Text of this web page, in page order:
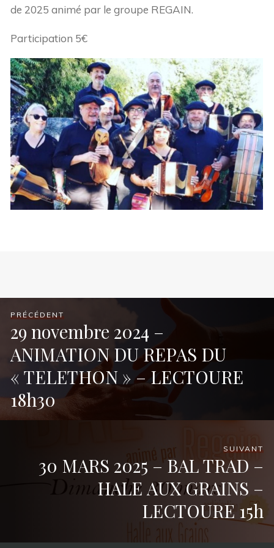
de 2025 animé par le groupe REGAIN.
Participation 5€
PRÉCÉDENT
29 novembre 2024 –
ANIMATION DU REPAS DU
« TELETHON » – LECTOURE
18h30
SUIVANT
30 MARS 2025 – BAL TRAD –
HALE AUX GRAINS –
LECTOURE 15h